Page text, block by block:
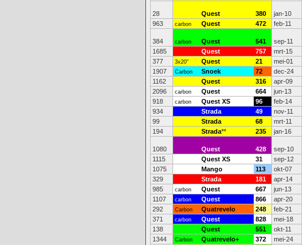
28 Quest 380 jan-10
963
carbon Quest 472 feb-11
384 carbon Quest 541 sep-11
1685
Quest 757 mrt-15
377
3x20" Quest 21 mei-01
1907
Carbon Snoek 72 dec-24
1162
Quest 316 apr-09
2096
carbon Quest 664 jun-13
918
carbon Quest XS 96 feb-14
934
Strada 49 nov-11
99
Strada 68 mrt-11
194
Strada** 235 jan-16
1080 Quest 428 sep-10
1115
Quest XS 31 sep-12
1075
Mango 113 okt-07
329
Strada 181 apr-14
985
carbon Quest 667 jun-13
1107
carbon Quest 866 apr-20
292
Carbon Quatrevelo 248 feb-21
371
carbon Quest 828 mei-18
138
Quest 551 okt-11
1344
Carbon Quatrevelo+ 372 mei-24